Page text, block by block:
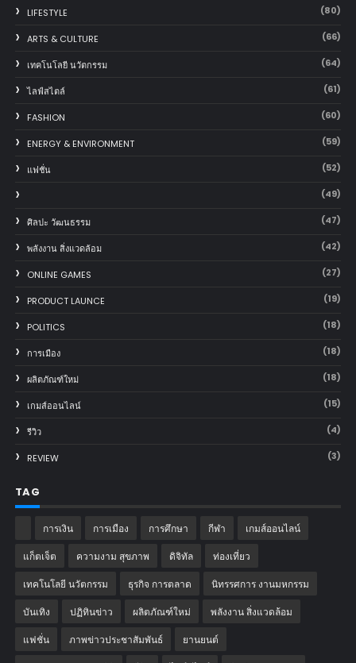
LIFESTYLE (80)
ARTS & CULTURE (66)
เทคโนโลยี นวัตกรรม (64)
ไลฟ์สไตล์ (61)
FASHION (60)
ENERGY & ENVIRONMENT (59)
แฟชั่น (52)
(49)
ศิลปะ วัฒนธรรม (47)
พลังงาน สิ่งแวดล้อม (42)
ONLINE GAMES (27)
PRODUCT LAUNCE (19)
POLITICS (18)
การเมือง (18)
ผลิตภัณฑ์ใหม่ (18)
เกมส์ออนไลน์ (15)
รีวิว (4)
REVIEW (3)
TAG
การเงิน การเมือง การศึกษา กีฬา เกมส์ออนไลน์
แก็ตเจ็ต ความงาม สุขภาพ ดิจิทัล ท่องเที่ยว
เทคโนโลยี นวัตกรรม ธุรกิจ การตลาด นิทรรศการ งานมหกรรม
บันเทิง ปฏิทินข่าว ผลิตภัณฑ์ใหม่ พลังงาน สิ่งแวดล้อม
แฟชั่น ภาพข่าวประชาสัมพันธ์ ‎ยานยนต์‎